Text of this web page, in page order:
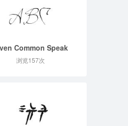
Common Speak
浏览157次